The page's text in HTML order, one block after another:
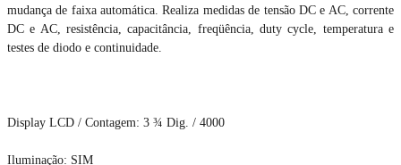
mudança de faixa automática. Realiza medidas de tensão DC e AC, corrente
DC e AC, resistência, capacitância, freqüência, duty cycle, temperatura e
testes de diodo e continuidade.
Display LCD / Contagem: 3 ¾ Dig. / 4000
Iluminação: SIM